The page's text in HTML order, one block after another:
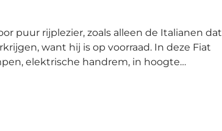
puur rijplezier, zoals alleen de Italianen dat
want hij is op voorraad. In deze Fiat
elektrische handrem, in hoogte
in delen neerklapbare achterbank en